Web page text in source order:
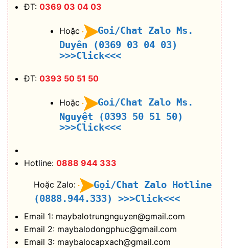
ĐT: 0369 03 04 03
Hoặc
Goi/Chat Zalo Ms.
Duyên (0369 03 04 03)
>>>Click<<<
ĐT: 0393 50 51 50
Hoặc
Goi/Chat Zalo Ms.
Nguyệt (0393 50 51 50)
>>>Click<<<
Hotline: 0888 944 333
Hoặc Zalo:
Gọi/Chat Zalo Hotline
(0888.944.333)
>>>Click<<<
Email 1: maybalotrungnguyen@gmail.com
Email 2: maybalodongphuc@gmail.com
Email 3: maybalocapxach@gmail.com